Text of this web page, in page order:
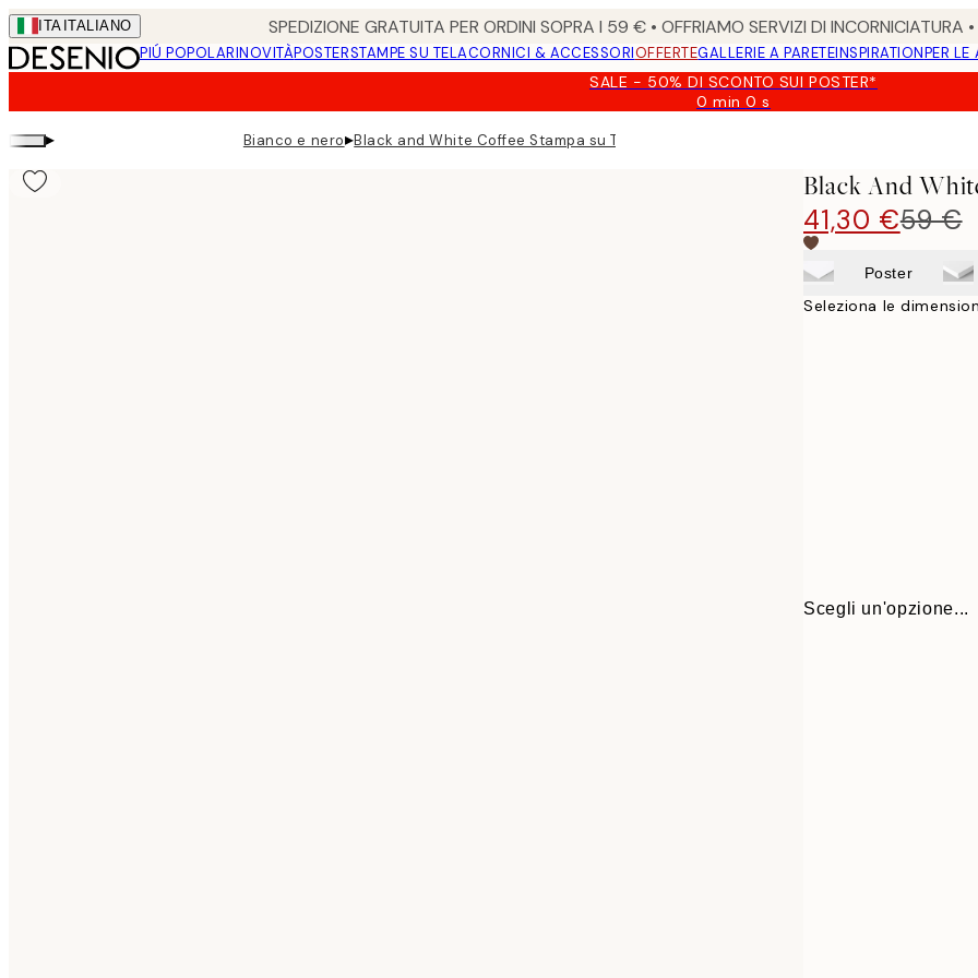
Skip
to
main
ITA ITALIANO SPEDIZIONE GRATUITA PER ORDINI SOPRA I 59 € • OFFRIAMO SERVIZI DI
PIÚ POPOLARINOVITÀPOSTERSTAMPE SU TELACORNICI & ACCESSORIOFFERTEGALLERIE A PARETEINSPIRATIONPER LE
SALE - 50% DI SCONTO SUI POSTER*
0 min0 s
Valido
▸ Bianco e nero▸Black and White Coffee Stampa su Tela
Black And
41,30 €59 €
Poster
Seleziona le
Scegli un'opzione...